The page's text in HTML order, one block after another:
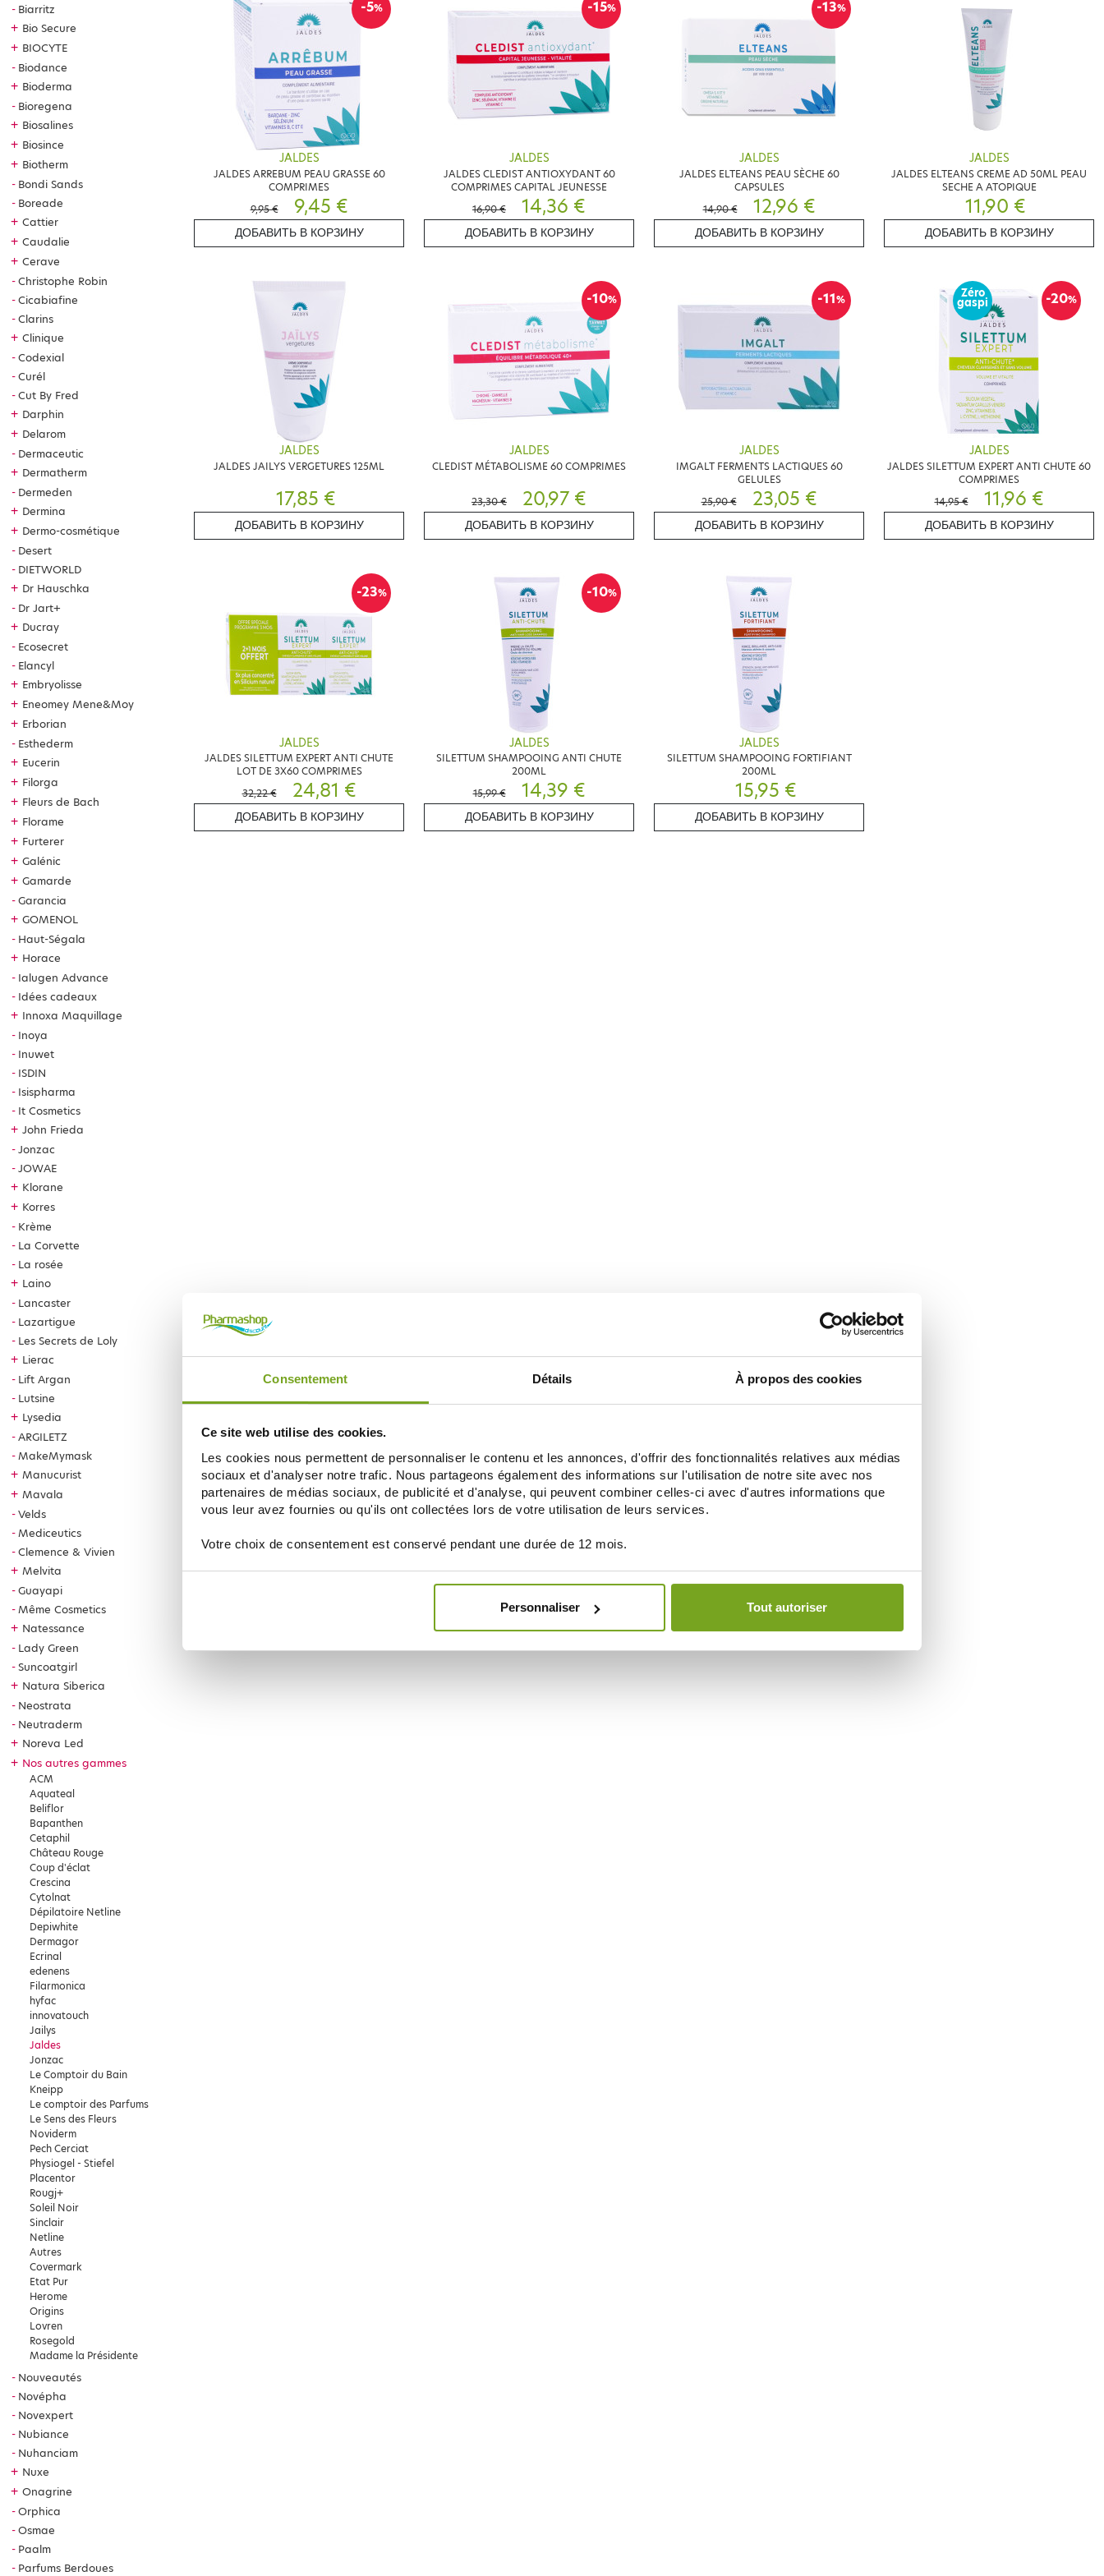
Consentement Détails À propos des cookies
Ce site web utilise des cookies.
Les cookies nous permettent de personnaliser le contenu et les annonces, d'offrir des fonctionnalités relatives aux médias
sociaux et d'analyser notre trafic. Nous partageons également des informations sur l'utilisation de notre site avec nos
partenaires de médias sociaux, de publicité et d'analyse, qui peuvent combiner celles-ci avec d'autres informations que
vous leur avez fournies ou qu'ils ont collectées lors de votre utilisation de leurs services.
Votre choix de consentement est conservé pendant une durée de 12 mois.
Personnaliser Tout autoriser
Biarritz
+ Bio Secure
+ BIOCYTE
Biodance
+ Bioderma
Bioregena
+ Biosalines
+ Biosince
+ Biotherm
Bondi Sands
Boreade
+ Cattier
+ Caudalie
+ Cerave
Christophe Robin
Cicabiafine
Clarins
+ Clinique
Codexial
Curél
Cut By Fred
+ Darphin
+ Delarom
Dermaceutic
+ Dermatherm
Dermeden
+ Dermina
+ Dermo-cosmétique
Desert
DIETWORLD
+ Dr Hauschka
Dr Jart+
+ Ducray
Ecosecret
Elancyl
+ Embryolisse
+ Eneomey Mene&Moy
+ Erborian
Esthederm
+ Eucerin
+ Filorga
+ Fleurs de Bach
+ Florame
+ Furterer
+ Galénic
+ Gamarde
Garancia
+ GOMENOL
Haut-Ségala
+ Horace
Ialugen Advance
Idées cadeaux
+ Innoxa Maquillage
Inoya
Inuwet
ISDIN
Isispharma
It Cosmetics
+ John Frieda
Jonzac
JOWAE
+ Klorane
+ Korres
Krème
La Corvette
La rosée
+ Laino
Lancaster
Lazartigue
Les Secrets de Loly
+ Lierac
Lift Argan
Lutsine
+ Lysedia
ARGILETZ
MakeMymask
+ Manucurist
+ Mavala
Velds
Mediceutics
Clemence & Vivien
+ Melvita
Guayapi
Même Cosmetics
+ Natessance
Lady Green
Suncoatgirl
+ Natura Siberica
Neostrata
Neutraderm
+ Noreva Led
+ Nos autres gammes
ACM
Aquateal
Beliflor
Bapanthen
Cetaphil
Château Rouge
Coup d'éclat
Crescina
Cytolnat
Dépilatoire Netline
Depiwhite
Dermagor
Ecrinal
edenens
Filarmonica
hyfac
innovatouch
Jailys
Jaldes
Jonzac
Le Comptoir du Bain
Kneipp
Le comptoir des Parfums
Le Sens des Fleurs
Noviderm
Pech Cerciat
Physiogel - Stiefel
Placentor
Rougj+
Soleil Noir
Sinclair
Netline
Autres
Covermark
Etat Pur
Herome
Origins
Lovren
Rosegold
Madame la Présidente
Nouveautés
Novépha
Novexpert
Nubiance
Nuhanciam
+ Nuxe
+ Onagrine
Orphica
Osmae
Paalm
Parfums Berdoues
-5%
JALDES
JALDES ARREBUM PEAU GRASSE 60
COMPRIMES
9,95 €
9,45 €
ДОБАВИТЬ В КОРЗИНУ
-15%
JALDES
JALDES CLEDIST ANTIOXYDANT 60
COMPRIMES CAPITAL JEUNESSE
16,90 €
14,36 €
ДОБАВИТЬ В КОРЗИНУ
-13%
JALDES
JALDES ELTEANS PEAU SÈCHE 60
CAPSULES
14,90 €
12,96 €
ДОБАВИТЬ В КОРЗИНУ
JALDES
JALDES ELTEANS CREME AD 50ML PEAU
SECHE A ATOPIQUE
11,90 €
ДОБАВИТЬ В КОРЗИНУ
JALDES
JALDES JAILYS VERGETURES 125ML
17,85 €
ДОБАВИТЬ В КОРЗИНУ
-10%
JALDES
CLEDIST MÉTABOLISME 60 COMPRIMES
23,30 € 20,97 €
ДОБАВИТЬ В КОРЗИНУ
-11%
JALDES
IMGALT FERMENTS LACTIQUES 60
GELULES
25,90 €
23,05 €
ДОБАВИТЬ В КОРЗИНУ
-20%
Zéro
gaspi
JALDES
JALDES SILETTUM EXPERT ANTI CHUTE 60
COMPRIMES
14,95 €
11,96 €
ДОБАВИТЬ В КОРЗИНУ
-23%
JALDES
JALDES SILETTUM EXPERT ANTI CHUTE
LOT DE 3X60 COMPRIMES
32,22 €
24,81 €
ДОБАВИТЬ В КОРЗИНУ
-10%
JALDES
SILETTUM SHAMPOOING ANTI CHUTE
200ML
15,99 €
14,39 €
ДОБАВИТЬ В КОРЗИНУ
JALDES
SILETTUM SHAMPOOING FORTIFIANT
200ML
15,95 €
ДОБАВИТЬ В КОРЗИНУ